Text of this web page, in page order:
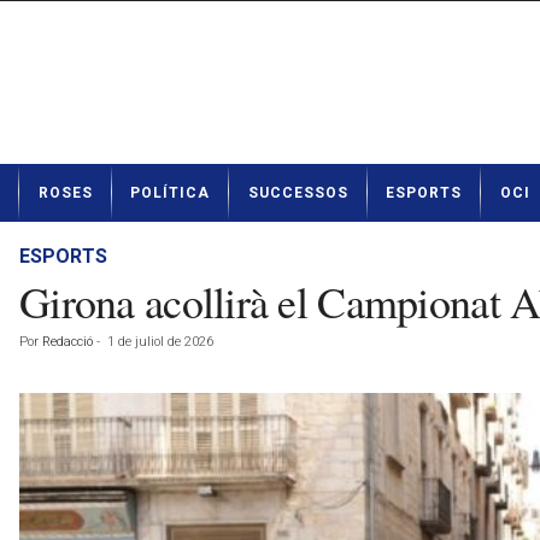
t
ROSES POLÍTICA SUCCESSOS ESPORTS OCI
ESPORTS
Girona acollirà el Campionat
Por Redacció - 1 de juliol de 2026